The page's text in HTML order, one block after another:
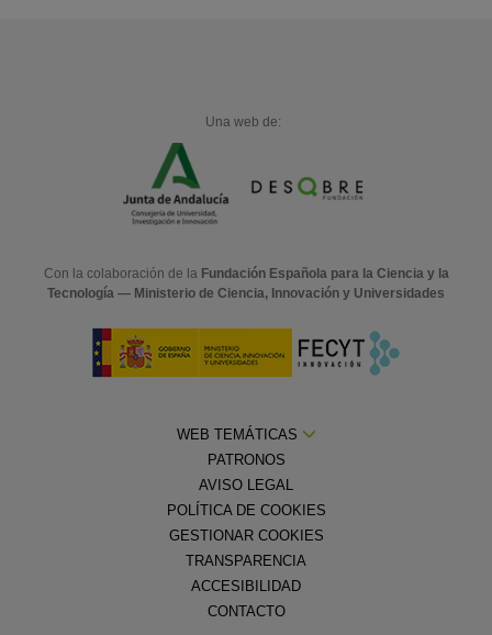
Una web de:
Con la colaboración de la Fundación Española para la Ciencia y la
Tecnología — Ministerio de Ciencia, Innovación y Universidades
WEB TEMÁTICAS
PATRONOS
AVISO LEGAL
POLÍTICA DE COOKIES
GESTIONAR COOKIES
TRANSPARENCIA
ACCESIBILIDAD
CONTACTO